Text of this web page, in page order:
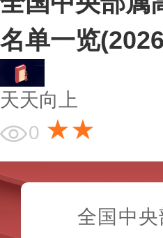
名单一览
天天向上
0 ★★
全国中